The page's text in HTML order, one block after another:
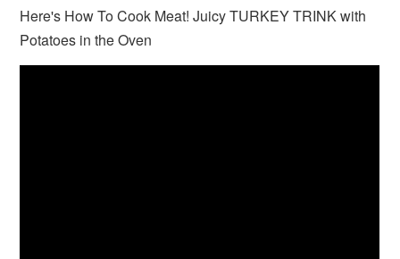
Here's How To Cook Meat! Juicy TURKEY TRINK with
Potatoes in the Oven